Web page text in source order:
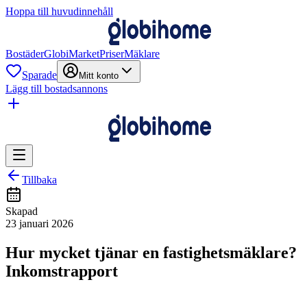
Hoppa till huvudinnehåll
BostäderGlobiMarketPriserMäklare
Sparade
Mitt konto
Lägg till bostadsannons
Tillbaka
Skapad
23 januari 2026
Hur mycket tjänar en fastighetsmäklare?
Inkomstrapport